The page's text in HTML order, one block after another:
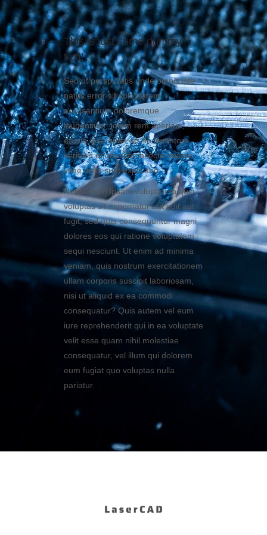
This is just some dummy
text!
Sed ut perspiciatis unde omnis iste
natus error sit voluptatem
accusantium doloremque
laudantium, totam rem aperiam,
eaque ipsa quae ab illo inventore
veritatis et quasi architecto beatae
vitae dicta sunt explicabo.
Nemo enim ipsam voluptatem quia
voluptas sit aspernatur aut odit aut
fugit, sed quia consequuntur magni
dolores eos qui ratione voluptatem
sequi nesciunt. Ut enim ad minima
veniam, quis nostrum exercitationem
ullam corporis suscipit laboriosam,
nisi ut aliquid ex ea commodi
consequatur? Quis autem vel eum
iure reprehenderit qui in ea voluptate
velit esse quam nihil molestiae
consequatur, vel illum qui dolorem
eum fugiat quo voluptas nulla
pariatur.